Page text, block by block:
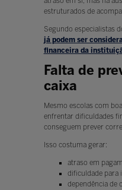
estruturados de
Segundo especialistas
já podem ser
financeira da
Falta de
caixa
Mesmo escolas com
enfrentar dificuldades
conseguem prever
Isso costuma gerar:
atraso em
dificuldade para
dependência de